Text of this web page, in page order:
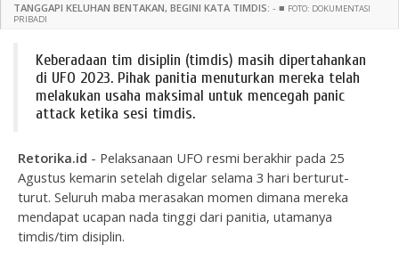
TANGGAPI KELUHAN BENTAKAN, BEGINI KATA TIMDIS: - ■ FOTO: DOKUMENTASI
PRIBADI
Keberadaan tim disiplin (timdis) masih dipertahankan
di UFO 2023. Pihak panitia menuturkan mereka telah
melakukan usaha maksimal untuk mencegah panic
attack ketika sesi timdis.
Retorika.id - Pelaksanaan UFO resmi berakhir pada 25
Agustus kemarin setelah digelar selama 3 hari berturut-
turut. Seluruh maba merasakan momen dimana mereka
mendapat ucapan nada tinggi dari panitia, utamanya
timdis/tim disiplin.